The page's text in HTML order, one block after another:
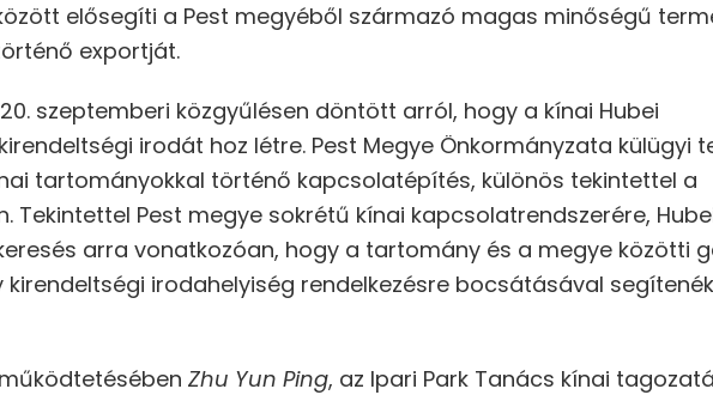
elősegíti a Pest megyéből származó magas minőségű
exportját.
szeptemberi közgyűlésen döntött arról, hogy a kínai Hubei
irodát hoz létre. Pest Megye Önkormányzata külügyi
tartományokkal történő kapcsolatépítés, különös tekintettel a
Tekintettel Pest megye sokrétű kínai kapcsolatrendszerére,
arra vonatkozóan, hogy a tartomány és a megye közötti
irodahelyiség rendelkezésre bocsátásával
Zhu Yun Ping, az Ipari Park Tanács kínai